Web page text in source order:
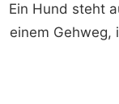
Ein Hund steht
einem Gehweg,